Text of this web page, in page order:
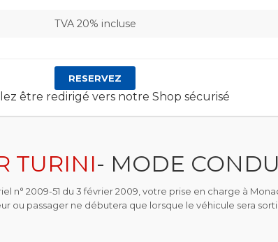
TVA 20% incluse
RESERVEZ
être redirigé vers notre Shop sécurisé
TURINI- MODE
n° 2009-51 du 3 février 2009, votre prise en charge à
ou passager ne débutera que lorsque le véhicule sera